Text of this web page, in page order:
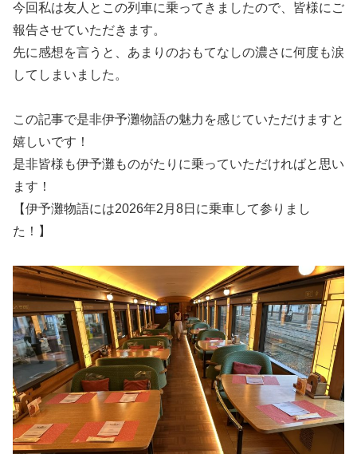
今回私は友人とこの列車に乗ってきましたので、皆様にご
報告させていただきます。
先に感想を言うと、あまりのおもてなしの濃さに何度も涙
してしまいました。
この記事で是非伊予灘物語の魅力を感じていただけますと
嬉しいです！
是非皆様も伊予灘ものがたりに乗っていただければと思い
ます！
【伊予灘物語には2026年2月8日に乗車して参りまし
た！】